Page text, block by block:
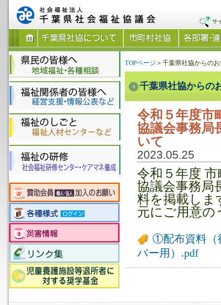
サ
TOPページ ＞千葉県社協からの
千葉県社協からの
令和５年度市
協議会事務局
いて
2023.05.25
令和５年度
協議会事務局
料を掲載しま
元にご用意の
①配布資料（
バー用）.pdf